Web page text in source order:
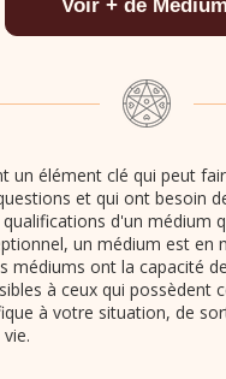
un élément clé qui peut
et qui ont besoin
d'un médium
un médium est en
médiums ont la capacité
à ceux qui possèdent
à votre situation, de